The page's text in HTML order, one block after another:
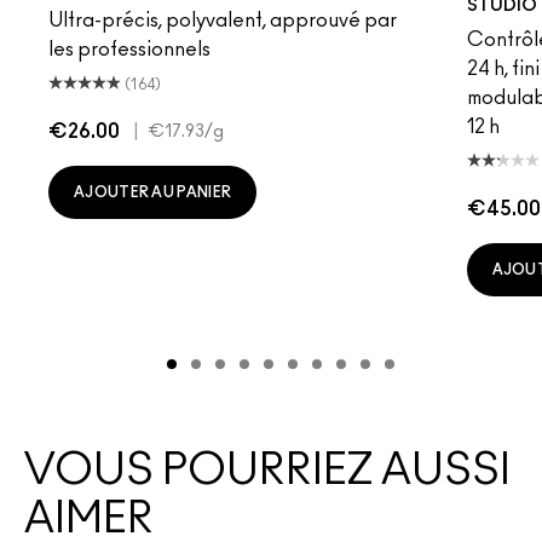
Ultra-précis, polyvalent, approuvé par
les professionnels
(164)
€26.00 €17.93/g
AJOUTER AU PANIER
STUDIO
24 h,
12 h
€45.00
VOUS POURRIEZ AUSSI
AIMER